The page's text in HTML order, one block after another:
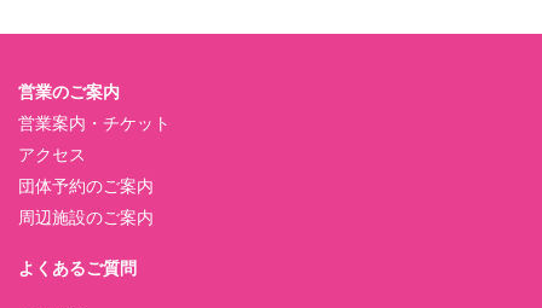
営業のご案内
営業案内・チケット
アクセス
団体予約のご案内
周辺施設のご案内
よくあるご質問